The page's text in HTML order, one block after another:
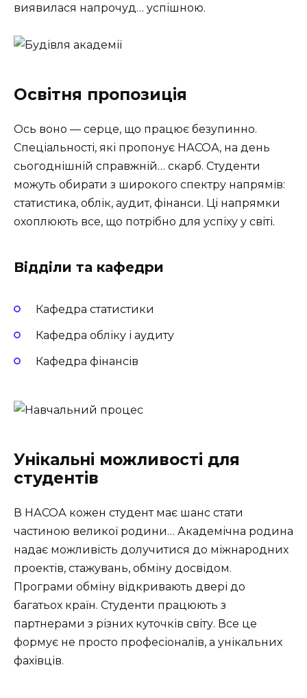
виявилася напрочуд… успішною.
Освітня пропозиція
Ось воно — серце, що працює безупинно.
Спеціальності, які пропонує НАСОА, на день
сьогоднішній справжній… скарб. Студенти
можуть обирати з широкого спектру напрямів:
статистика, облік, аудит, фінанси. Ці напрямки
охоплюють все, що потрібно для успіху у світі.
Відділи та кафедри
Кафедра статистики
Кафедра обліку і аудиту
Кафедра фінансів
Унікальні можливості для
студентів
В НАСОА кожен студент має шанс стати
частиною великої родини… Академічна родина
надає можливість долучитися до міжнародних
проектів, стажувань, обміну досвідом.
Програми обміну відкривають двері до
багатьох країн. Студенти працюють з
партнерами з різних куточків світу. Все це
формує не просто професіоналів, а унікальних
фахівців.